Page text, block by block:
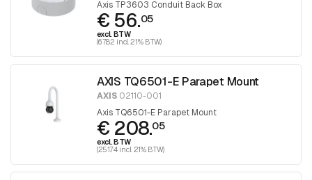
Axis TP3603 Conduit Back Box
€ 56.05
excl. BTW
(67.82 incl. 21% BTW)
AXIS TQ6501-E Parapet Mount
AXIS02110-001
Axis TQ6501-E Parapet Mount
€ 208.05
excl. BTW
(251.74 incl. 21% BTW)